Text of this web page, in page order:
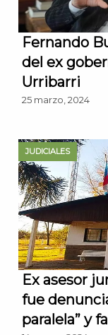
Fernando
del ex
Urribarri
25 marzo, 2024
JUDICIALES
Ex asesor
fue
paralela” y